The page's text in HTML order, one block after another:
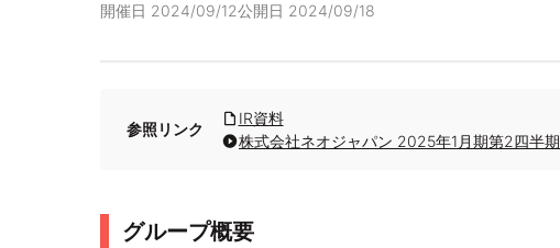
開催日 2024/09/12公開日 2024/09/18
参照リンク
IR資料
株式会社ネオジャパン 2025年1月期第2四半
グループ概要